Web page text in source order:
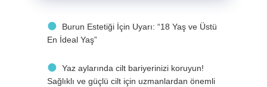
Burun Estetiği İçin Uyarı: “18 Yaş ve Üstü
En İdeal Yaş”
Yaz aylarında cilt bariyerinizi koruyun!
Sağlıklı ve güçlü cilt için uzmanlardan önemli